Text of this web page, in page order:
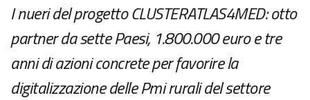
I nueri del progetto CLUSTERATLAS4MED: otto
partner da sette Paesi, 1.800.000 euro e tre
anni di azioni concrete per favorire la
digitalizzazione delle Pmi rurali del settore